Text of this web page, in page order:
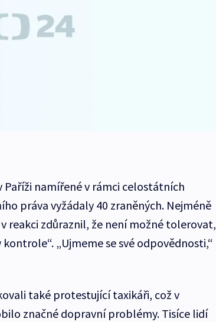
Paříži namířené v rámci celostátních
práva vyžádaly 40 zraněných. Nejméně
reakci zdůraznil, že není možné tolerovat,
„Ujmeme se své odpovědnosti,“
také protestující taxikáři, což v
značné dopravní problémy. Tisíce lidí